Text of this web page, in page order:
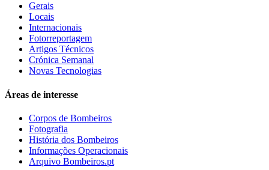
Gerais
Locais
Internacionais
Fotorreportagem
Artigos Técnicos
Crónica Semanal
Novas Tecnologias
Áreas de interesse
Corpos de Bombeiros
Fotografia
História dos Bombeiros
Informações Operacionais
Arquivo Bombeiros.pt